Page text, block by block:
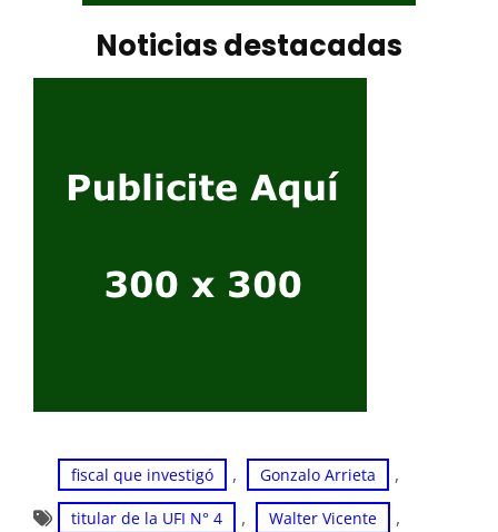
Noticias destacadas
fiscal que investigó , Gonzalo Arrieta ,
titular de la UFI N° 4 , Walter Vicente ,